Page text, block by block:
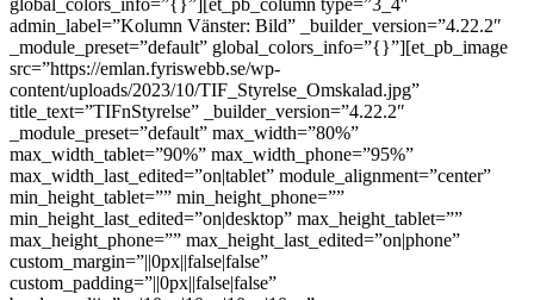
admin_label=”Kolumn Vänster: Bild” _builder_version=”4.22.2″
_module_preset=”default” global_colors_info=”{}”][et_pb_image
src=”https://emlan.fyriswebb.se/wp-
content/uploads/2023/10/TIF_Styrelse_Omskalad.jpg”
title_text=”TIFnStyrelse” _builder_version=”4.22.2″
_module_preset=”default” max_width=”80%”
max_width_tablet=”90%” max_width_phone=”95%”
max_width_last_edited=”on|tablet” module_alignment=”center”
min_height_tablet=”” min_height_phone=””
min_height_last_edited=”on|desktop” max_height_tablet=””
max_height_phone=”” max_height_last_edited=”on|phone”
custom_margin=”||0px||false|false”
custom_padding=”||0px||false|false”